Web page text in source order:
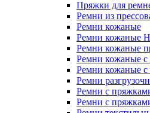
Пряжки для
Ремни из
Ремни кожаные
Ремни кожаные
Ремни кожаные
Ремни кожаные с
Ремни кожаные с
Ремни
Ремни с
Ремни с